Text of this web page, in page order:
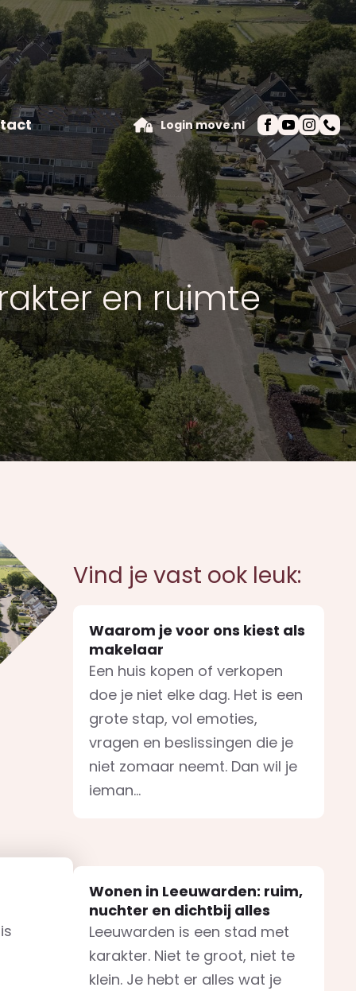
Login move.nl
en ruimte
Vind je vast ook leuk:
Waarom je voor ons kiest als
makelaar
Een huis kopen of verkopen
doe je niet elke dag. Het is een
grote stap, vol emoties,
vragen en beslissingen die je
niet zomaar neemt. Dan wil je
ieman...
Wonen in Leeuwarden: ruim,
nuchter en dichtbij alles
Leeuwarden is een stad met
karakter. Niet te groot, niet te
klein. Je hebt er alles wat je